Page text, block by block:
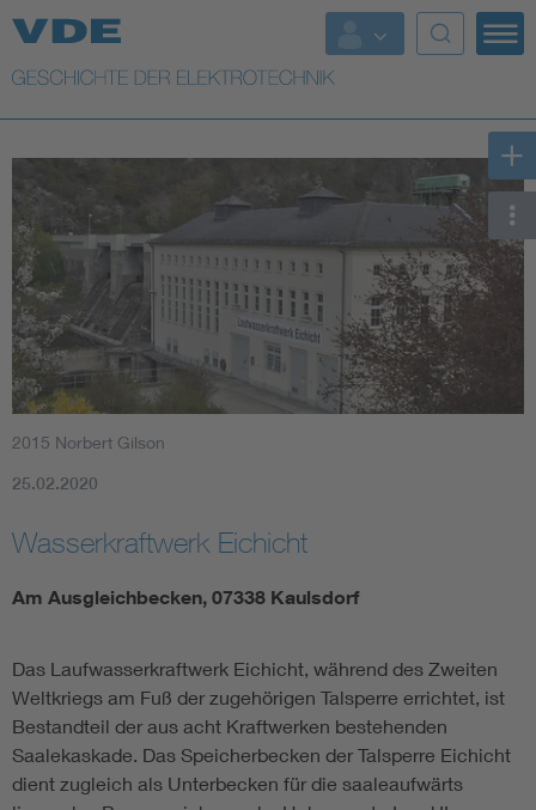
Top Themen
Weitere Themen
2015 Norbert Gilson
25.02.2020
Wasserkraftwerk Eichicht
Am Ausgleichbecken, 07338 Kaulsdorf
Das Laufwasserkraftwerk Eichicht, während des Zweiten
Weltkriegs am Fuß der zugehörigen Talsperre errichtet, ist
Bestandteil der aus acht Kraftwerken bestehenden
Saalekaskade. Das Speicherbecken der Talsperre Eichicht
dient zugleich als Unterbecken für die saaleaufwärts